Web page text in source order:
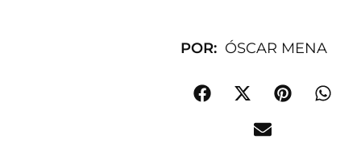
POR: ÓSCAR MENA